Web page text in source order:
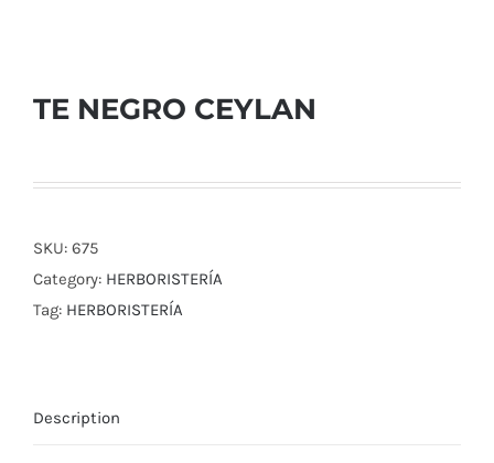
TE NEGRO CEYLAN
SKU: 675
Category: HERBORISTERÍA
Tag: HERBORISTERÍA
Description